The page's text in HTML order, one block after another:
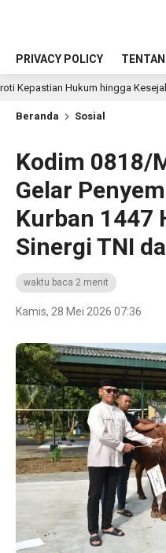
PRIVACY POLICY
hingga Kesejahteraan
Beranda Sosial
Kodim 0818/
Gelar
Kurban 1447
Sinergi TNI
waktu baca 2 menit
Kamis, 28 Mei 2026 07:36